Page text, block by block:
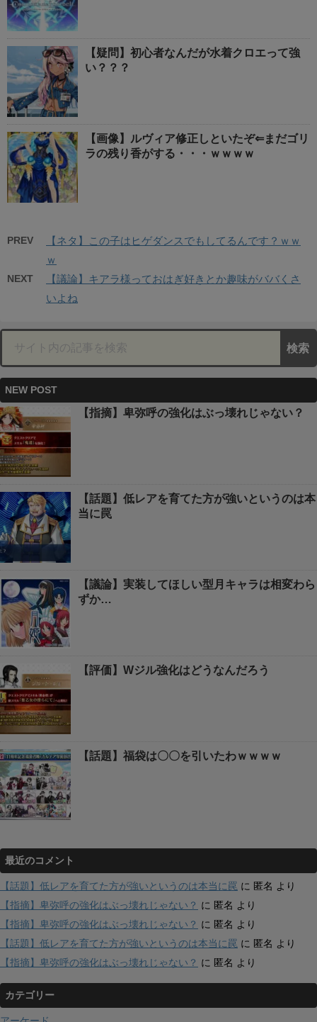
【疑問】初心者なんだが水着クロエって強
い？？？
【画像】ルヴィア修正しといたぞ⇐まだゴリ
ラの残り香がする・・・ｗｗｗｗ
PREV
【ネタ】この子はヒゲダンスでもしてるんです？ｗｗ
ｗ
NEXT
【議論】キアラ様っておはぎ好きとか趣味がババくさ
いよね
NEW POST
【指摘】卑弥呼の強化はぶっ壊れじゃない？
【話題】低レアを育てた方が強いというのは本
当に罠
【議論】実装してほしい型月キャラは相変わら
ずか…
【評価】Wジル強化はどうなんだろう
【話題】福袋は〇〇を引いたわｗｗｗｗ
最近のコメント
【話題】低レアを育てた方が強いというのは本当に罠 に 匿名 より
【指摘】卑弥呼の強化はぶっ壊れじゃない？ に 匿名 より
【指摘】卑弥呼の強化はぶっ壊れじゃない？ に 匿名 より
【話題】低レアを育てた方が強いというのは本当に罠 に 匿名 より
【指摘】卑弥呼の強化はぶっ壊れじゃない？ に 匿名 より
カテゴリー